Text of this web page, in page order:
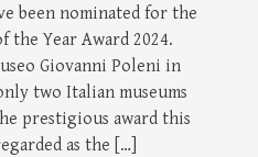
been nominated for the
the Year Award 2024.
Giovanni Poleni in
two Italian museums
prestigious award this
as the […]